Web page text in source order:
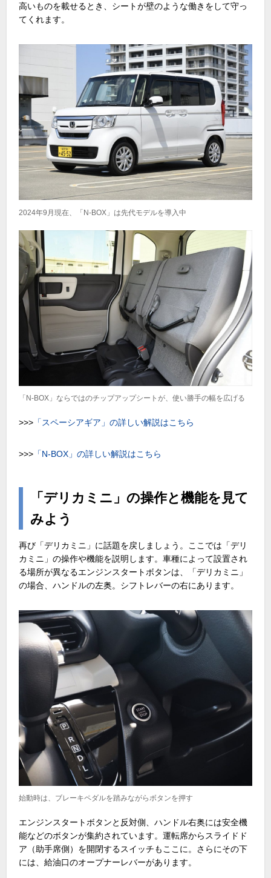
高いものを載せるとき、シートが壁のような働きをして守っ
てくれます。
2024年9月現在、「N-BOX」は先代モデルを導入中
「N-BOX」ならではのチップアップシートが、使い勝手の幅を広げる
>>> 「スペーシアギア」の詳しい解説はこちら
>>> 「N-BOX」の詳しい解説はこちら
「デリカミニ」の操作と機能を見て
みよう
再び「デリカミニ」に話題を戻しましょう。ここでは「デリ
カミニ」の操作や機能を説明します。車種によって設置され
る場所が異なるエンジンスタートボタンは、「デリカミニ」
の場合、ハンドルの左奥。シフトレバーの右にあります。
始動時は、ブレーキペダルを踏みながらボタンを押す
エンジンスタートボタンと反対側、ハンドル右奥には安全機
能などのボタンが集約されています。運転席からスライドド
ア（助手席側）を開閉するスイッチもここに。さらにその下
には、給油口のオープナーレバーがあります。